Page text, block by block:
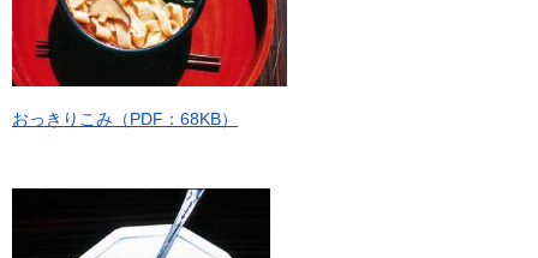
おっきりこみ（PDF：68KB）